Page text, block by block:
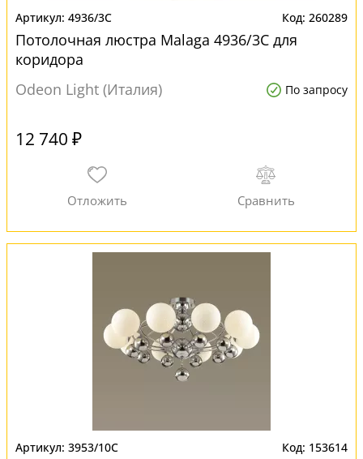
4936/3C 260289
Потолочная люстра Malaga 4936/3C для
коридора
Odeon Light (Италия)
По запросу
12 740 ₽
3953/10C 153614